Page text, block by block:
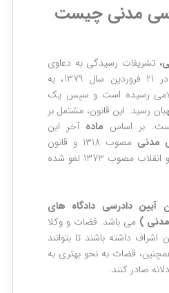
مدنی چیست
تشریفات رسیدگی به دعاوی
حقوقی است. این قانون، در 21 فروردین سال 1379، به
رسیده است و سپس یک
رسید. این قانون، مشتمل بر
ماده آخر این
مدنی
مصوب 1318 و قانون
تشکیل دادگاه های عمومی و انقلاب مصوب 1373 لغو شده
آیین دادرسی دادگاه های
مدنی ) می باشد. قضات و وکلا
داشته باشند تا بتوانند
قضات به نحو بهتری به
صادر کنند.